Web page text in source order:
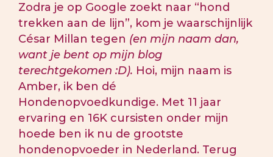
Zodra je op Google zoekt naar “hond
trekken aan de lijn”, kom je waarschijnlijk
César Millan tegen (en mijn naam dan,
want je bent op mijn blog
terechtgekomen :D). Hoi, mijn naam is
Amber, ik ben dé
Hondenopvoedkundige. Met 11 jaar
ervaring en 16K cursisten onder mijn
hoede ben ik nu de grootste
hondenopvoeder in Nederland. Terug